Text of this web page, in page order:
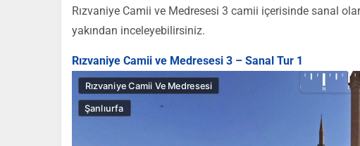
Rızvaniye Camii ve Medresesi 3 camii içerisinde sanal
yakından inceleyebilirsiniz.
Rızvaniye Camii ve Medresesi 3 – Sanal Tur 1